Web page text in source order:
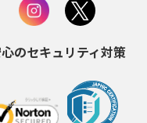
のセキュリティ対策